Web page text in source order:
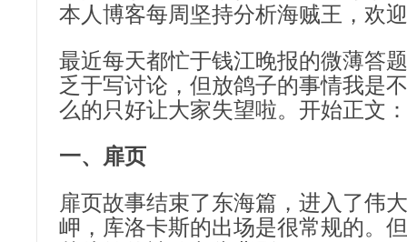
本人博客每周坚持分析海贼王，欢
最近每天都忙于钱江晚报的微薄答
乏于写讨论，但放鸽子的事情我是
么的只好让大家失望啦。开始正文：
一、扉页
扉页故事结束了东海篇，进入了伟
岬，库洛卡斯的出场是很常规的。